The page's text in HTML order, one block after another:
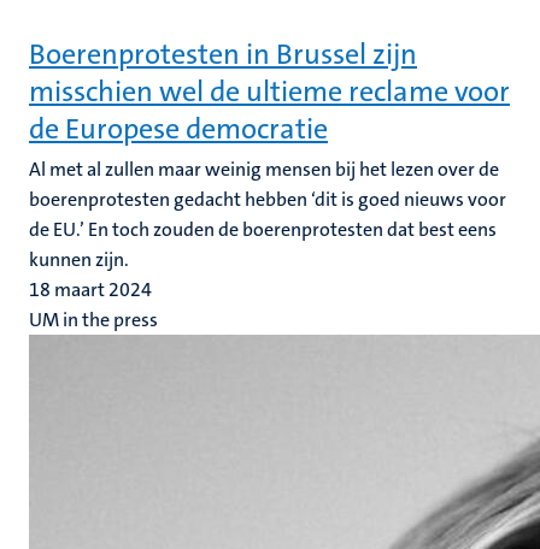
Boerenprotesten in Brussel zijn
misschien wel de ultieme reclame voor
de Europese democratie
Al met al zullen maar weinig mensen bij het lezen over de
boerenprotesten gedacht hebben ‘dit is goed nieuws voor
de EU.’ En toch zouden de boerenprotesten dat best eens
kunnen zijn.
18 maart 2024
UM in the press